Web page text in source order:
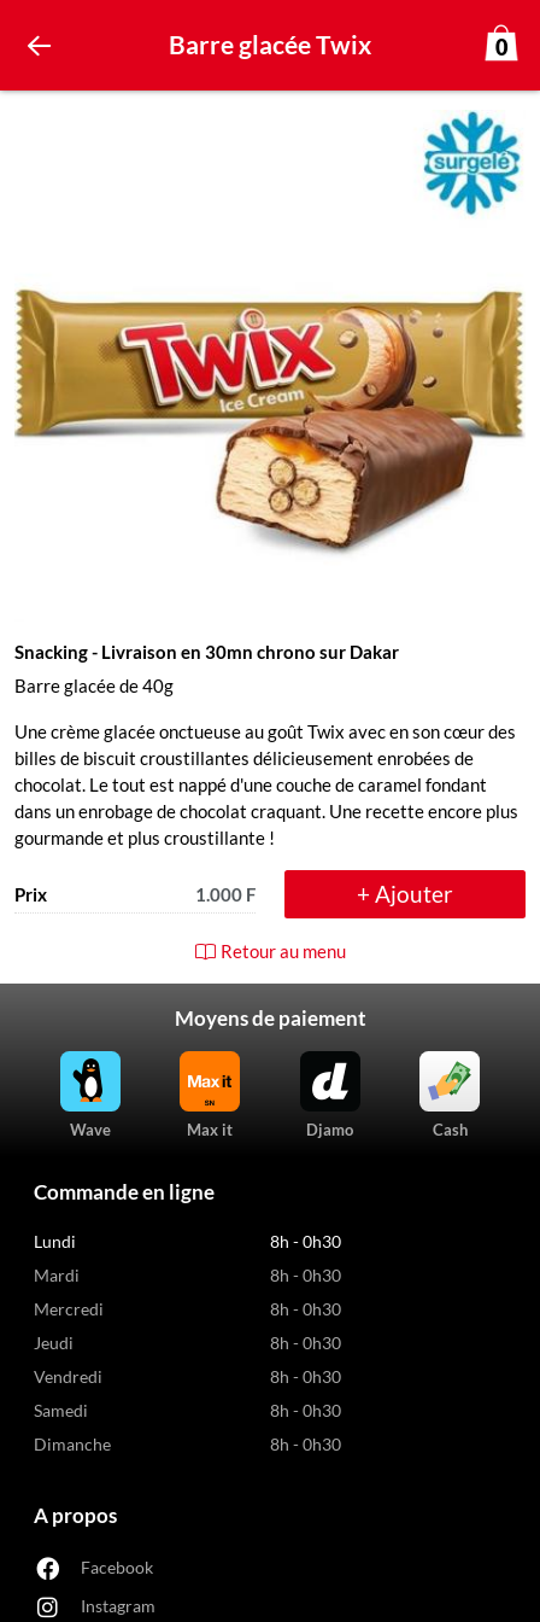
Barre glacée Twix 0
Snacking- Livraison en 30mn chrono sur Dakar
Barre glacée de 40g
Une crème glacée onctueuse au goût Twix avec en son cœur des
billes de biscuit croustillantes délicieusement enrobées de
chocolat. Le tout est nappé d'une couche de caramel fondant
dans un enrobage de chocolat craquant. Une recette encore plus
gourmande et plus croustillante !
Prix 1.000 F + Ajouter
Retour au menu
Moyens de paiement
Wave Max it Djamo Cash
Commande en ligne
Lundi
8h - 0h30
Mardi
8h - 0h30
Mercredi
8h - 0h30
Jeudi
8h - 0h30
Vendredi
8h - 0h30
Samedi
8h - 0h30
Dimanche
8h - 0h30
A propos
Facebook
Instagram